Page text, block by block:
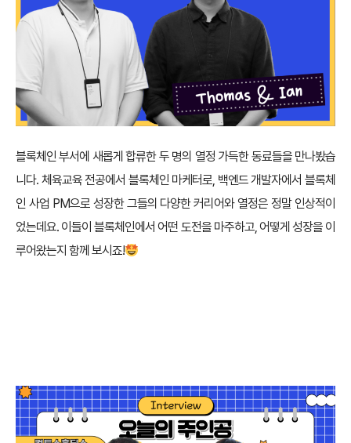
블록체인 부서에 새롭게 합류한 두 명의 열정 가득한 동료들을 만나봤습
니다. 체육교육 전공에서 블록체인 마케터로, 백엔드 개발자에서 블록체
인 사업 PM으로 성장한 그들의 다양한 커리어와 열정은 정말 인상적이
었는데요. 이들이 블록체인에서 어떤 도전을 마주하고, 어떻게 성장을 이
루어왔는지 함께 보시죠!